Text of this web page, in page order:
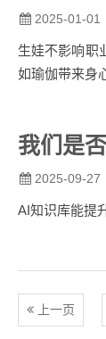
2025-01-01
生娃不影响职
如瑜伽带来身
我们是
2025-09-27
AI知识库能提
上一页